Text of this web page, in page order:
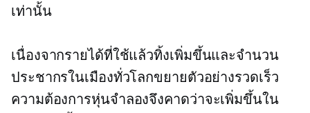
เท่านั้น
เนื่องจากรายได้ที่ใช้แล้วทิ้งเพิ่มขึ้นและจำนวน
ประชากรในเมืองทั่วโลกขยายตัวอย่างรวดเร็ว
ความต้องการหุ่นจำลองจึงคาดว่าจะเพิ่มขึ้นใน